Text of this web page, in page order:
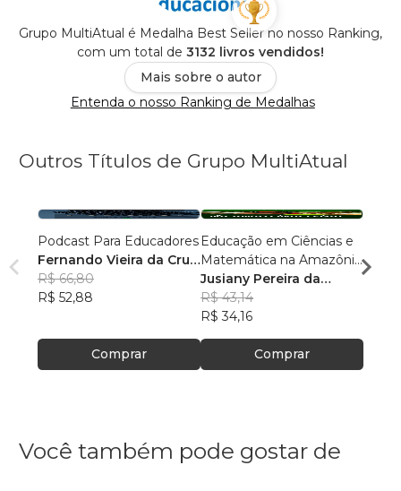
Grupo MultiAtual é Medalha Best Seller no nosso Ranking,
com um total de 3132 livros vendidos!
Mais sobre o autor
Entenda o nosso Ranking de Medalhas
Outros Títulos de Grupo MultiAtual
Podcast Para Educadores
Fernando Vieira da Cruz
(Fernandinho Cruz)
R$ 66,80
R$ 52,88
Comprar
Educação em Ciências e
Matemática na Amazônia
Legal: Pesquisas e
Práticas Pedagógicas
Jusiany Pereira da
Cunha dos Santos
R$ 43,14
R$ 34,16
Comprar
Érica
Você também pode gostar de